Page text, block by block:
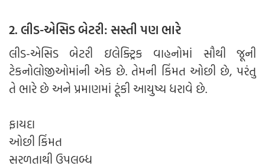
2. લીડ-એસિડ બેટરી: સસ્તી પણ ભારે
લીડ-એસિડ બેટરી ઇલેક્ટ્રિક વાહનોમાં સૌથી જૂની
ટેકનોલોજીઓમાંની એક છે. તેમની કિંમત ઓછી છે, પરંતુ
તે ભારે છે અને પ્રમાણમાં ટૂંકી આયુષ્ય ધરાવે છે.
ફાયદા
ઓછી કિંમત
સરળતાથી ઉપલબ્ધ